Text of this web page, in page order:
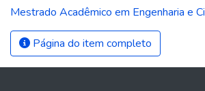
Mestrado Acadêmico em Engenharia e
Página do item completo